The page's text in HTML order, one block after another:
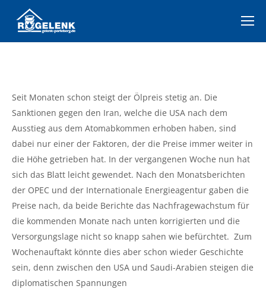
Seit Monaten schon steigt der Ölpreis stetig an. Die
Sanktionen gegen den Iran, welche die USA nach dem
Ausstieg aus dem Atomabkommen erhoben haben, sind
dabei nur einer der Faktoren, der die Preise immer weiter in
die Höhe getrieben hat. In der vergangenen Woche nun hat
sich das Blatt leicht gewendet. Nach den Monatsberichten
der OPEC und der Internationale Energieagentur gaben die
Preise nach, da beide Berichte das Nachfragewachstum für
die kommenden Monate nach unten korrigierten und die
Versorgungslage nicht so knapp sahen wie befürchtet. Zum
Wochenauftakt könnte dies aber schon wieder Geschichte
sein, denn zwischen den USA und Saudi-Arabien steigen die
diplomatischen Spannungen